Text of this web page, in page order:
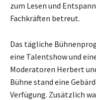
zum Lesen und
Fachkräften betreut.
Das tägliche
eine Talentshow und
Moderatoren Herbert
Bühne stand eine
Verfügung. Zusätzlich